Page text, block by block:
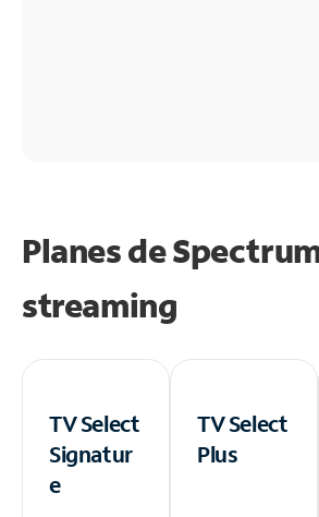
Planes de
streaming
TV Select
Signatur
e
TV Select
Plus